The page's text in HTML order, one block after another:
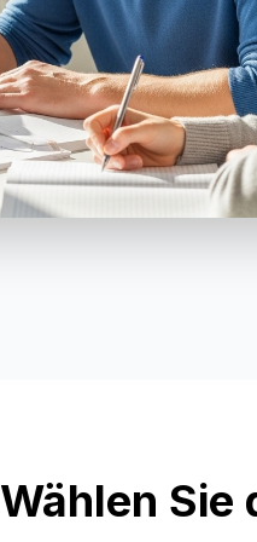
Wählen Sie